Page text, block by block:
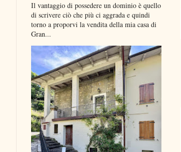
Il vantaggio di possedere un dominio è quello
di scrivere ciò che più ci aggrada e quindi
torno a proporvi la vendita della mia casa di
Gran...